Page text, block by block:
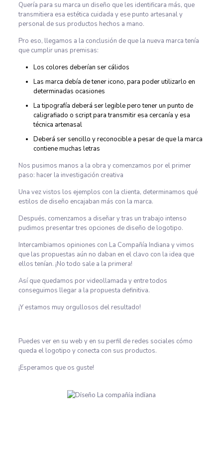
Quería para su marca un diseño que les identificara más, que
transmitiera esa estética cuidada y ese punto artesanal y
personal de sus productos hechos a mano.
Pro eso, llegamos a la conclusión de que la nueva marca tenía
que cumplir unas premisas:
Los colores deberían ser cálidos
Las marca debía de tener icono, para poder utilizarlo en
determinadas ocasiones
La tipografía deberá ser legible pero tener un punto de
caligrafiado o script para transmitir esa cercanía y esa
técnica artenasal
Deberá ser sencillo y reconocible a pesar de que la marca
contiene muchas letras
Nos pusimos manos a la obra y comenzamos por el primer
paso: hacer la investigación creativa
Una vez vistos los ejemplos con la clienta, determinamos qué
estilos de diseño encajaban más con la marca.
Después, comenzamos a diseñar y tras un trabajo intenso
pudimos presentar tres opciones de diseño de logotipo.
Intercambiamos opiniones con La Compañía Indiana y vimos
que las propuestas aún no daban en el clavo con la idea que
ellos tenían. ¡No todo sale a la primera!
Así que quedamos por videollamada y entre todos
conseguimos llegar a la propuesta definitiva.
¡Y estamos muy orgullosos del resultado!
Puedes ver en su web y en su perfil de redes sociales cómo
queda el logotipo y conecta con sus productos.
¡Esperamos que os guste!